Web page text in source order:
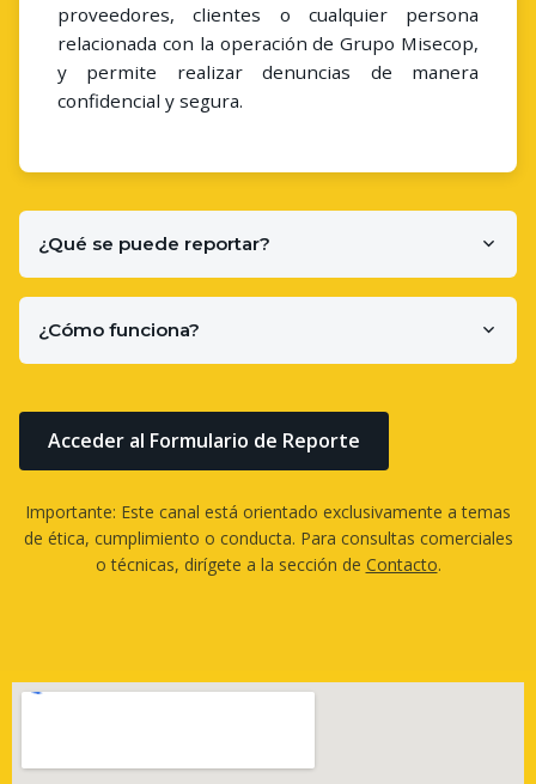
proveedores, clientes o cualquier persona
relacionada con la operación de Grupo Misecop,
y permite realizar denuncias de manera
confidencial y segura.
¿Qué se puede reportar?
¿Cómo funciona?
Acceder al Formulario de Reporte
Importante: Este canal está orientado exclusivamente a temas
de ética, cumplimiento o conducta. Para consultas comerciales
o técnicas, dirígete a la sección de Contacto.